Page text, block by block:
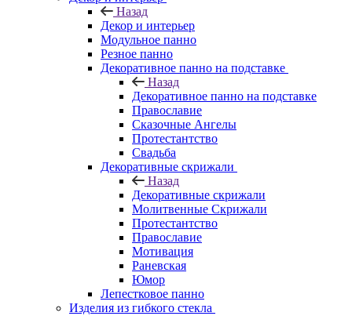
Назад
Декор и интерьер
Модульное панно
Резное панно
Декоративное панно на подставке
Назад
Декоративное панно на подставке
Православие
Сказочные Ангелы
Протестантство
Свадьба
Декоративные скрижали
Назад
Декоративные скрижали
Молитвенные Скрижали
Протестантство
Православие
Мотивация
Раневская
Юмор
Лепестковое панно
Изделия из гибкого стекла